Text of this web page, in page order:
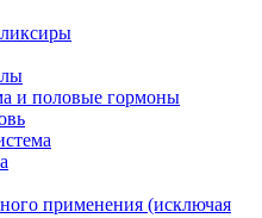
и половые гормоны
применения (исключая